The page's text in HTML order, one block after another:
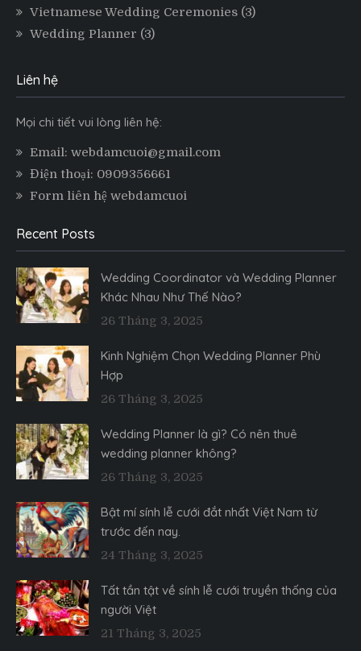
Vietnamese Wedding Ceremonies (3)
Wedding Planner (3)
Liên hệ
Mọi chi tiết vui lòng liên hệ:
Email: webdamcuoi@gmail.com
Điện thoại: 0909356661
Form liên hệ webdamcuoi
Recent Posts
Wedding Coordinator và Wedding Planner
Khác Nhau Như Thế Nào?
26 Tháng 3, 2025
Kinh Nghiệm Chọn Wedding Planner Phù
Hợp
26 Tháng 3, 2025
Wedding Planner là gì? Có nên thuê
wedding planner không?
26 Tháng 3, 2025
Bật mí sính lễ cưới đắt nhất Việt Nam từ
trước đến nay.
24 Tháng 3, 2025
Tất tần tật về sính lễ cưới truyền thống của
người Việt
21 Tháng 3, 2025